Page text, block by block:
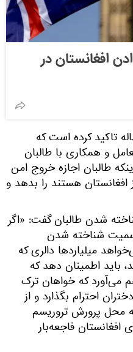
افغانستان در
تاکید کرده است که
و همکاری با طالبان
طالبان اجازه خروج امن
افغانستان هستند را بدهد و
شدن طالبان گفت: «اگر
شناخته شدن
میلیاردها دالری که
باید اطمینان دهد که
می‌آورد که خواهان ترک
احترام بگذارد و از
محل پرورش تروریسم
افغانستان فاجعه‌بار